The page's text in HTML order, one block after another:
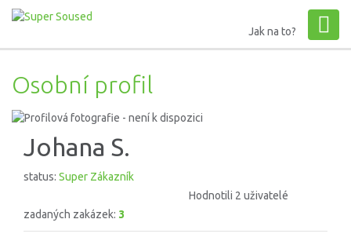
Jak na to?
Osobní profil
Johana S.
status: Super Zákazník
Hodnotili 2 uživatelé
zadaných zakázek: 3